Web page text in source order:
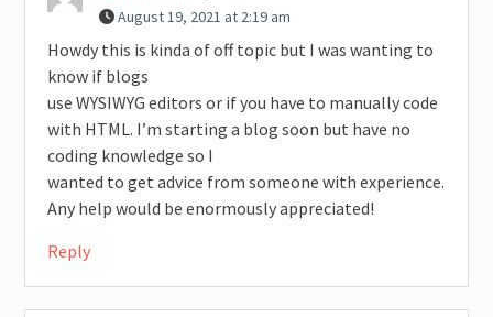
August 19, 2021 at 2:19 am
Howdy this is kinda of off topic but I was wanting to
know if blogs
use WYSIWYG editors or if you have to manually code
with HTML. I’m starting a blog soon but have no
coding knowledge so I
wanted to get advice from someone with experience.
Any help would be enormously appreciated!
Reply